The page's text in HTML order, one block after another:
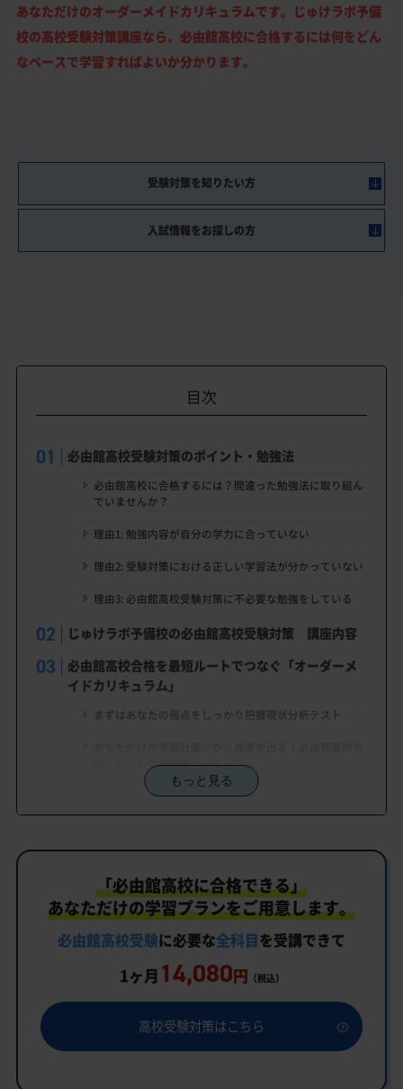
あなただけのオーダーメイドカリキュラムです。じゅけラボ予備
校の高校受験対策講座なら、必由館高校に合格するには何をどん
なペースで学習すればよいか分かります。
受験対策を知りたい方
入試情報をお探しの方
目次
必由館高校受験対策のポイント・勉強法
必由館高校に合格するには？間違った勉強法に取り組ん
でいませんか？
理由1: 勉強内容が自分の学力に合っていない
理由2: 受験対策における正しい学習法が分かっていない
理由3: 必由館高校受験対策に不必要な勉強をしている
じゅけラボ予備校の必由館高校受験対策 講座内容
必由館高校合格を最短ルートでつなぐ「オーダーメ
イドカリキュラム」
まずはあなたの弱点をしっかり把握現状分析テスト
格に向けた受験対策カリキュラム
学習効果をしっかり確認定着度テスト
メイドカリキュラム」だから成果が出る！
カリキュラムや料金についてお気軽にご相談くださ
い
必由館高校受験専門のオンライン家庭教師「いつで
もクイック指導」もご用意
必由館高校の特徴
教育理念
もっと見る
「必由館高校に合格できる」
あなただけの学習プランをご用意します。
必由館高校受験に必要な全科目を受講できて
1ヶ月 14,080円 （税込）
高校受験対策はこちら